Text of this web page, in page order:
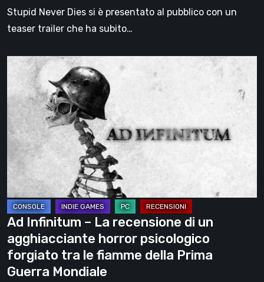
e
identità
Stupid Never Dies si è presentato al pubblico con un
teaser trailer che ha subito…
Infinitum
–
La
recensione
un
agghiacciante
horror
psicologico
forgiato
tra
le
fiamme
Ad Infinitum – La recensione di un
agghiacciante horror psicologico
forgiato tra le fiamme della Prima
Guerra Mondiale